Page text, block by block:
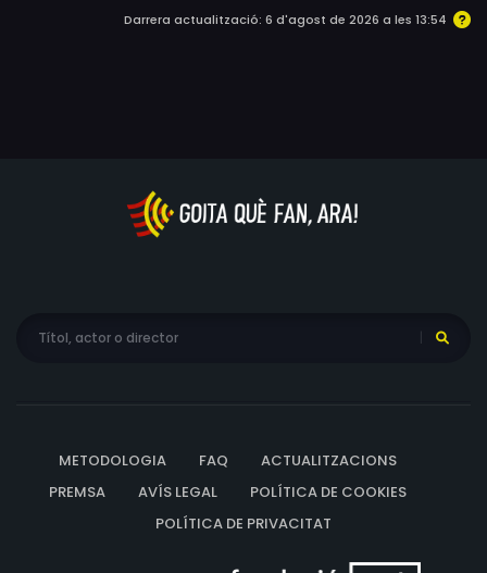
Darrera actualització: 6 d'agost de 2026 a les 13:54
METODOLOGIA FAQ
ACTUALITZACIONS
PREMSA
AVÍS LEGAL
POLÍTICA DE COOKIES
POLÍTICA DE PRIVACITAT